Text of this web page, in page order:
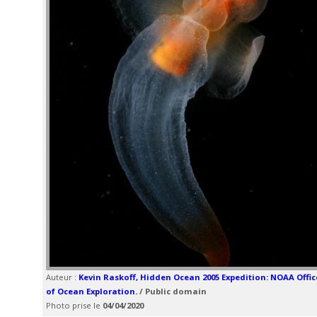
Auteur : Kevin Raskoff, Hidden Ocean 2005 Expedition: NOAA
of Ocean Exploration. / Public domain
Photo prise le 04/04/2020